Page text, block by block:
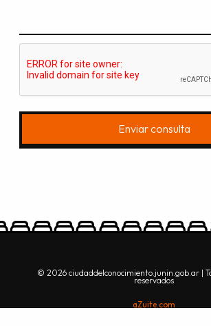
Enviar consulta
© 2026 ciudaddelconocimiento.junin.gob.ar |
reservados
aZuite.com